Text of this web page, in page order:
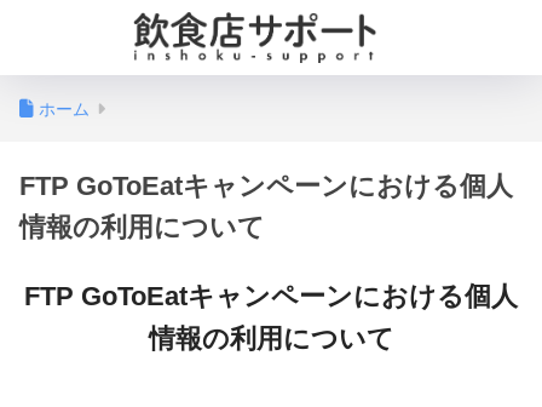
ホーム
FTP GoToEatキャンペーンにおける個人
情報の利用について
FTP GoToEatキャンペーンにおける個人
情報の利用について